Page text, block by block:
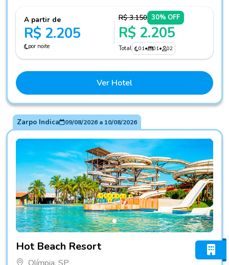
A partir de
R$ 2.205
por noite
R$ 3.150 30% OFF
R$ 2.205
Total 01• 01• 02
Ver Hotel
Zarpo Indica 09/08/2026a 10/08/2026
Hot Beach Resort